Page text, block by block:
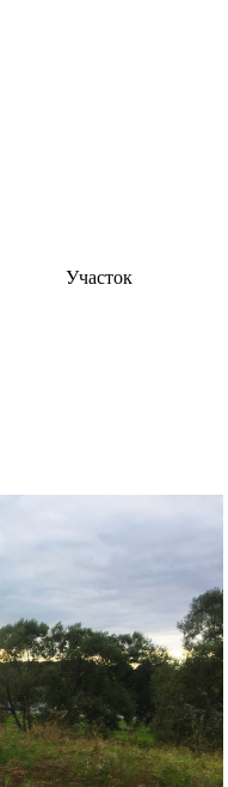
Участок